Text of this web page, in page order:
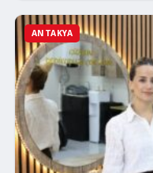
ANTAKYA